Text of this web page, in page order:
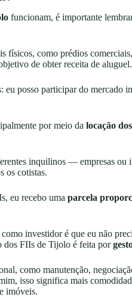
funcionam, é importante
físicos, como prédios
de obter receita de aluguel.
eu posso participar do mercado
por meio da locação
inquilinos — empresas
os cotistas.
eu recebo uma parcela
investidor é que eu não
dos FIIs de Tijolo é feita por
como manutenção,
isso significa mais
imóveis.